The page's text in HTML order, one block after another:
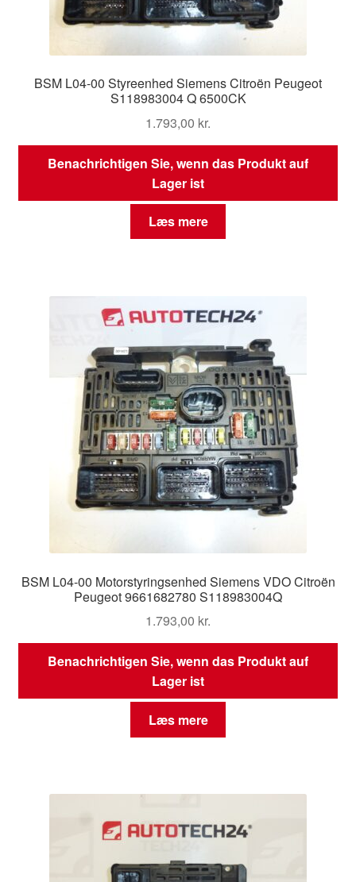
BSM L04-00 Styreenhed Siemens Citroën Peugeot
S118983004 Q 6500CK
1.793,00 kr.
Benachrichtigen Sie, wenn das Produkt auf
Lager ist
Læs mere
BSM L04-00 Motorstyringsenhed Siemens VDO Citroën
Peugeot 9661682780 S118983004Q
1.793,00 kr.
Benachrichtigen Sie, wenn das Produkt auf
Lager ist
Læs mere